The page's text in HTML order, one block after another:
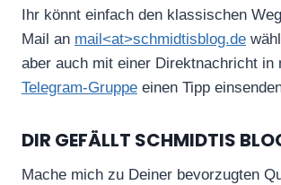
Ihr könnt einfach den klassischen
Mail an mail<at>schmidtisblog.de
aber auch mit einer Direktnachricht in
Telegram-Gruppe einen Tipp
DIR GEFÄLLT SCHMIDTIS
Mache mich zu Deiner bevorzugten